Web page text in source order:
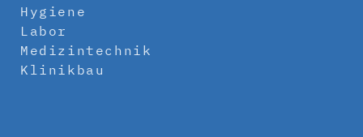
Hygiene
Labor
Medizintechnik
Klinikbau